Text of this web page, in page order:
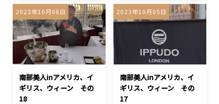
2023年10月06日
南部美人inアメリカ、イ
ギリス、ウィーン その
18
2023年10月05日
南部美人inアメリカ、イ
ギリス、ウィーン その
17